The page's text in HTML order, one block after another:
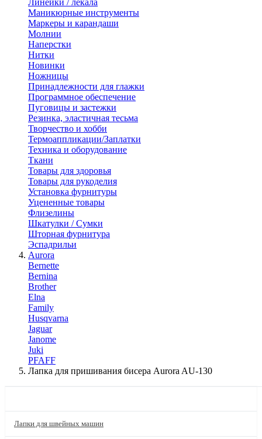
Линейки / лекала
Маникюрные инструменты
Маркеры и карандаши
Молнии
Наперстки
Нитки
Новинки
Ножницы
Принадлежности для глажки
Программное обеспечение
Пуговицы и застежки
Резинка, эластичная тесьма
Творчество и хобби
Термоаппликации/Заплатки
Техника и оборудование
Ткани
Товары для здоровья
Товары для рукоделия
Установка фурнитуры
Уцененные товары
Флизелины
Шкатулки / Сумки
Шторная фурнитура
Эспадрильи
Aurora
Bernette
Bernina
Brother
Elna
Family
Husqvarna
Jaguar
Janome
Juki
PFAFF
Лапка для пришивания бисера Aurora AU-130
Лапки для швейных машин